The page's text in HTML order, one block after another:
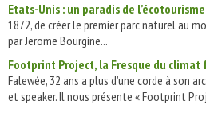
Etats-Unis : un paradis de
1872, de créer le premier parc naturel au
par Jerome Bourgine...
Footprint Project, la Fresque du climat
Falewée, 32 ans a plus d’une corde à son
et speaker. Il nous présente « Footprint